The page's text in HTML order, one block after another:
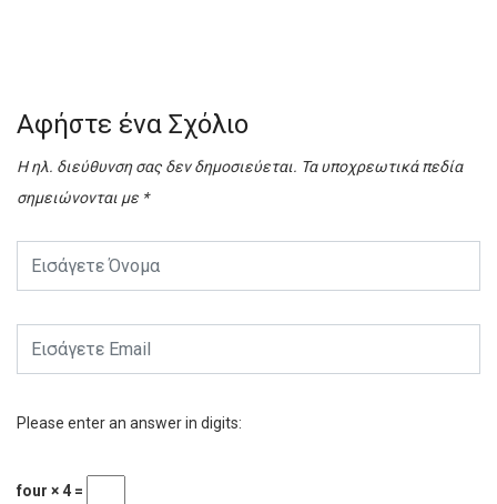
Αφήστε ένα Σχόλιο
Η ηλ. διεύθυνση σας δεν δημοσιεύεται. Τα υποχρεωτικά πεδία
σημειώνονται με *
Please enter an answer in digits:
four × 4 =